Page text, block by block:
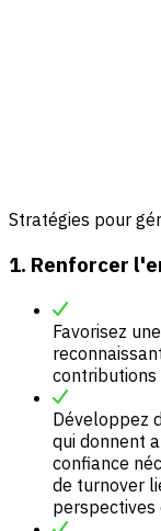
Stratégies pour
1. Renforcer
Favorisez
contributions
Développez
qui donnent
confiance
de turnover
perspectives